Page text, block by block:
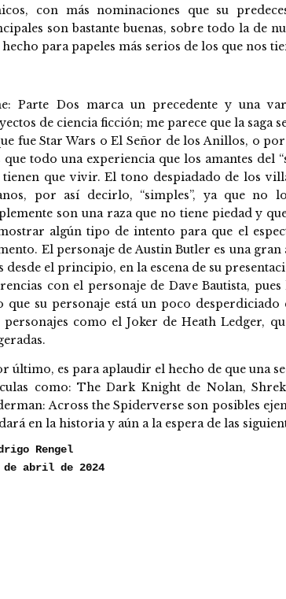
con más nominaciones que su
son bastante buenas, sobre todo la de
hecho para papeles más serios de los que nos
Parte Dos marca un precedente y una
de ciencia ficción; me parece que la saga
fue Star Wars o El Señor de los Anillos, o
que todo una experiencia que los amantes del
tienen que vivir. El tono despiadado de los
por así decirlo, “simples”, ya que no
son una raza que no tiene piedad y
algún tipo de intento para que el
El personaje de Austin Butler es una
desde el principio, en la escena de su
con el personaje de Dave Bautista,
que su personaje está un poco
personajes como el Joker de Heath Ledger,
último, es para aplaudir el hecho de que una
como: The Dark Knight de Nolan,
Across the Spiderverse son posibles
en la historia y aún a la espera de las
Rengel
de abril de 2024